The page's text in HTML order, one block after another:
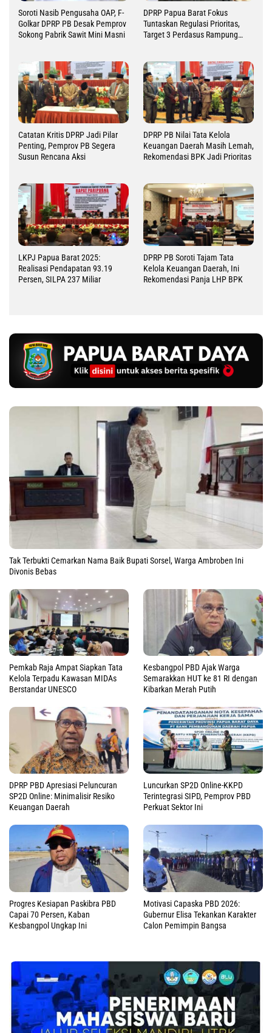
Soroti Nasib Pengusaha OAP, F-
Golkar DPRP PB Desak Pemprov
Sokong Pabrik Sawit Mini Masni
DPRP Papua Barat Fokus
Tuntaskan Regulasi Prioritas,
Target 3 Perdasus Rampung
Catatan Kritis DPRP Jadi Pilar
Penting, Pemprov PB Segera
Susun Rencana Aksi
DPRP PB Nilai Tata Kelola
Keuangan Daerah Masih Lemah,
Rekomendasi BPK Jadi Prioritas
LKPJ Papua Barat 2025:
Realisasi Pendapatan 93.19
Persen, SILPA 237 Miliar
DPRP PB Soroti Tajam Tata
Kelola Keuangan Daerah, Ini
Rekomendasi Panja LHP BPK
Tak Terbukti Cemarkan Nama Baik Bupati Sorsel, Warga Ambroben Ini
Divonis Bebas
Pemkab Raja Ampat Siapkan Tata
Kelola Terpadu Kawasan MIDAs
Berstandar UNESCO
Kesbangpol PBD Ajak Warga
Semarakkan HUT ke 81 RI dengan
Kibarkan Merah Putih
DPRP PBD Apresiasi Peluncuran
SP2D Online: Minimalisir Resiko
Keuangan Daerah
Luncurkan SP2D Online-KKPD
Terintegrasi SIPD, Pemprov PBD
Perkuat Sektor Ini
Progres Kesiapan Paskibra PBD
Capai 70 Persen, Kaban
Kesbangpol Ungkap Ini
Motivasi Capaska PBD 2026:
Gubernur Elisa Tekankan Karakter
Calon Pemimpin Bangsa